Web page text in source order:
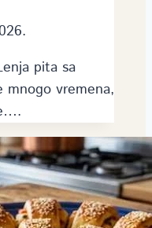
pita sa
mnogo vremena,